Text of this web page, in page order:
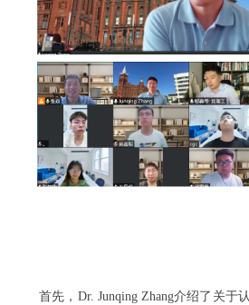
首先， Dr. JunqingZhang介绍了关于